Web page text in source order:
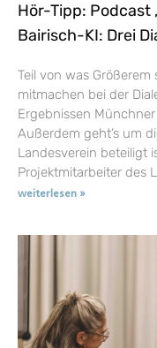
Hör-Tipp: Podcast
Bairisch-KI: Drei
Teil von was
mitmachen bei der
Ergebnissen
Außerdem geht’s um
Landesverein beteiligt
Projektmitarbeiter des
weiterlesen »